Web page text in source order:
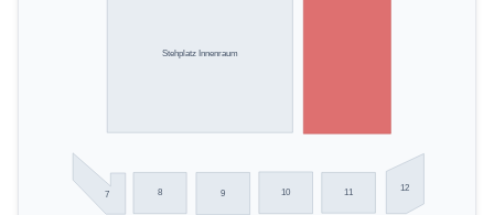
10 11 12
7 8 9
Stehplatz Innenraum